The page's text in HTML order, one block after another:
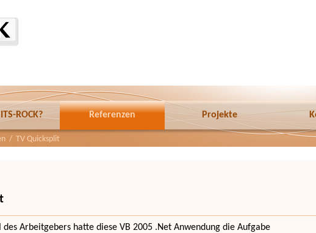
ROCK? Referenzen Projekte
/ TV Quicksplit
des Arbeitgebers hatte diese VB 2005 .Net Anwendung die Aufgabe